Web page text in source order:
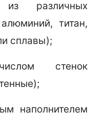
из различных
титан,
сплавы);
стенок
наполнителем